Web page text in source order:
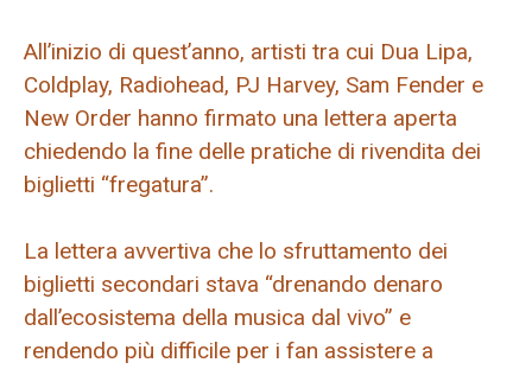
All’inizio di quest’anno, artisti tra cui Dua Lipa,
Coldplay, Radiohead, PJ Harvey, Sam Fender e
New Order hanno firmato una lettera aperta
chiedendo la fine delle pratiche di rivendita dei
biglietti “fregatura”.
La lettera avvertiva che lo sfruttamento dei
biglietti secondari stava “drenando denaro
dall’ecosistema della musica dal vivo” e
rendendo più difficile per i fan assistere a